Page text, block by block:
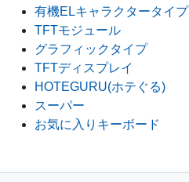
有機ELキャラクタータイプ
TFTモジュール
グラフィックタイプ
TFTディスプレイ
HOTEGURU(ホテぐる)
スーパー
お気に入りキーボード